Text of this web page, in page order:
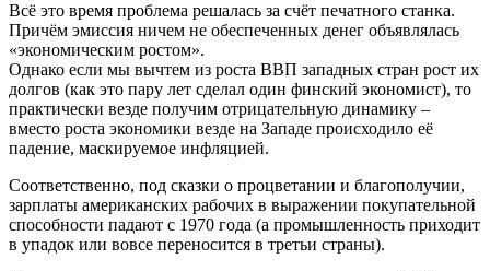
Всё это время проблема решалась за счёт печатного станка.
Причём эмиссия ничем не обеспеченных денег объявлялась
«экономическим ростом».
Однако если мы вычтем из роста ВВП западных стран рост их
долгов (как это пару лет сделал один финский экономист), то
практически везде получим отрицательную динамику –
вместо роста экономики везде на Западе происходило её
падение, маскируемое инфляцией.
Соответственно, под сказки о процветании и благополучии,
зарплаты американских рабочих в выражении покупательной
способности падают с 1970 года (а промышленность приходит
в упадок или вовсе переносится в третьи страны).